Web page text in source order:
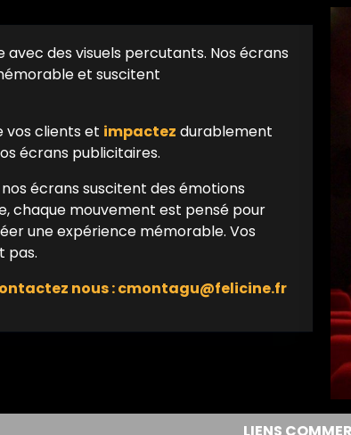
avec des visuels percutants. Nos écrans
et suscitent
vos clients et impactez durablement
écrans publicitaires.
écrans suscitent des émotions
chaque mouvement est pensé pour
une expérience mémorable. Vos
pas.
nous : cmontagu@felicine.fr